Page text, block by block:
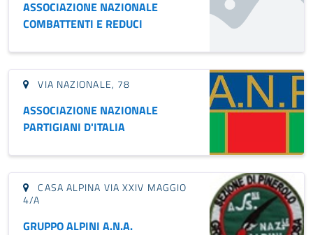
ASSOCIAZIONE NAZIONALE
COMBATTENTI E REDUCI
VIA NAZIONALE, 78
ASSOCIAZIONE NAZIONALE
PARTIGIANI D'ITALIA
CASA ALPINA VIA XXIV MAGGIO
4/A
GRUPPO ALPINI A.N.A.